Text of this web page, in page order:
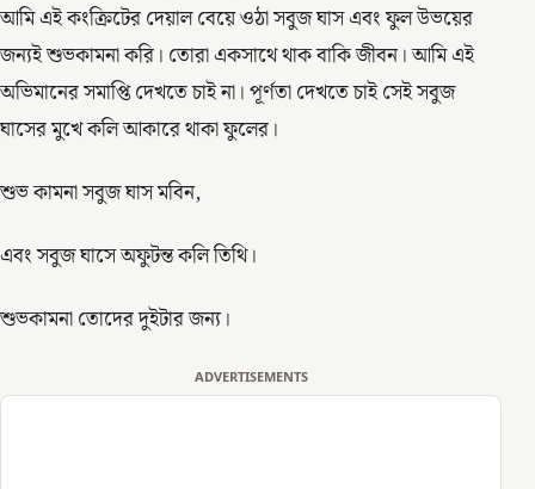
আমি এই কংক্রিটের দেয়াল বেয়ে ওঠা সবুজ ঘাস এবং ফুল উভয়ের
জন্যই শুভকামনা করি। তোরা একসাথে থাক বাকি জীবন। আমি এই
অভিমানের সমাপ্তি দেখতে চাই না। পূর্ণতা দেখতে চাই সেই সবুজ
ঘাসের মুখে কলি আকারে থাকা ফুলের।
শুভ কামনা সবুজ ঘাস মবিন,
এবং সবুজ ঘাসে অফুটন্ত কলি তিথি।
শুভকামনা তোদের দুইটার জন্য।
ADVERTISEMENTS